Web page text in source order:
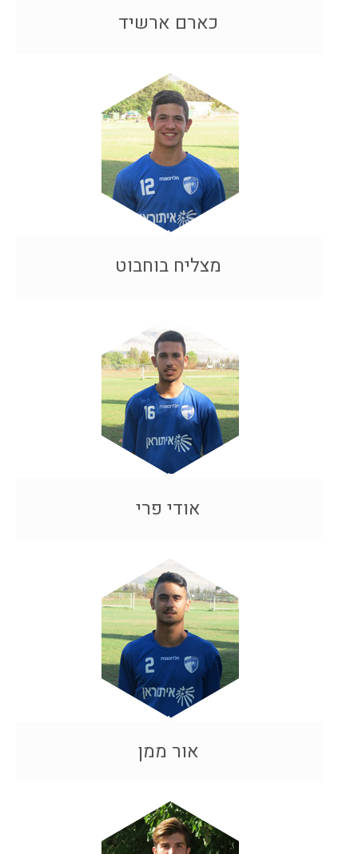
כארם ארשיד
מצליח בוחבוט
אודי פרי
אור ממן